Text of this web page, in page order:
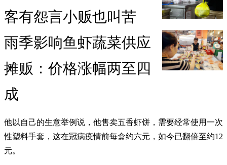
客有怨言小贩也叫苦
雨季影响鱼虾蔬菜供应
摊贩：价格涨幅两至四
成
他以自己的生意举例说，他售卖五香虾饼，需要经常使用一次
性塑料手套，这在冠病疫情前每盒约六元，如今已翻倍至约12
元。